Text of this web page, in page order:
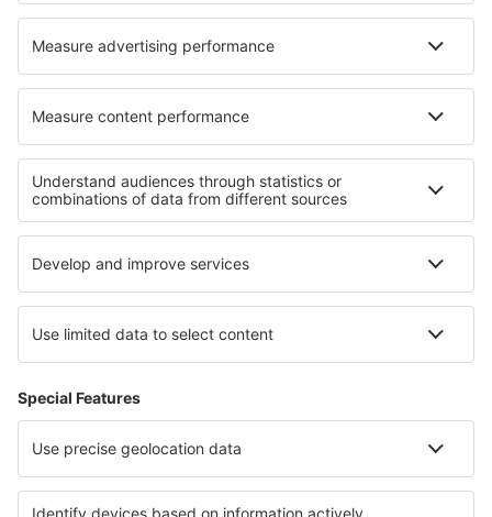
Hoteluri în Closter Hoteluri în Figueiro da Serra
Cele mai bune hoteluri - regiuni
Hoteluri in Lake Constance Hoteluri in Black Forest
Hoteluri in Harz Hoteluri in Saxonia-Anhalt
Hoteluri în Rugen Hoteluri in Alpbachtal
Hoteluri in Parcul Național Villarrica Hoteluri in Michigan